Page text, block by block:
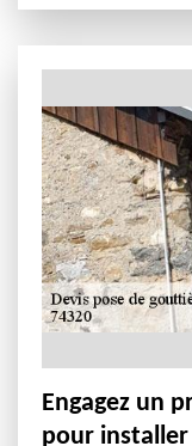
Engagez un
pour